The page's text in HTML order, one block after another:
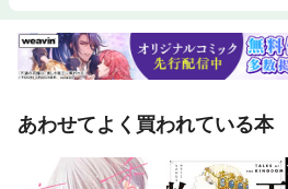
あわせてよく買われている本